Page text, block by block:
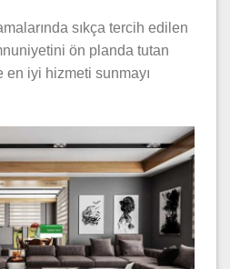
sıkça tercih edilen
ön planda tutan
en iyi hizmeti sunmayı